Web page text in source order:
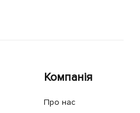
Компанія
Про нас